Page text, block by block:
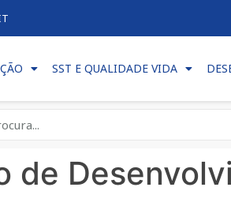
SST E QUALIDADE VIDA
de